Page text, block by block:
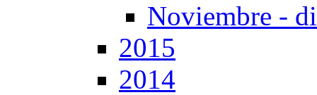
Noviembre -
2015
2014